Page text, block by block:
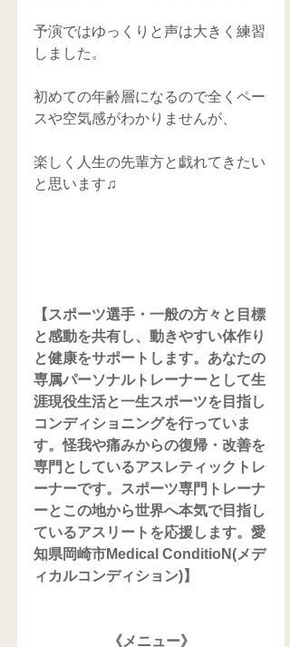
予演ではゆっくりと声は大きく練習
しました。
初めての年齢層になるので全くペー
スや空気感がわかりませんが、
楽しく人生の先輩方と戯れてきたい
と思います♫
【スポーツ選手・一般の方々と目標
と感動を共有し、動きやすい体作り
と健康をサポートします。あなたの
専属パーソナルトレーナーとして生
涯現役生活と一生スポーツを目指し
コンディショニングを行っていま
す。怪我や痛みからの復帰・改善を
専門としているアスレティックトレ
ーナーです。スポーツ専門トレーナ
ーとこの地から世界へ本気で目指し
ているアスリートを応援します。愛
知県岡崎市Medical ConditioN(メデ
ィカルコンディション)】
《メニュー》